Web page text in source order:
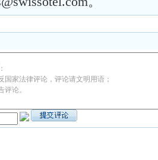
国家法律评论，评论请文明用语；
评论。